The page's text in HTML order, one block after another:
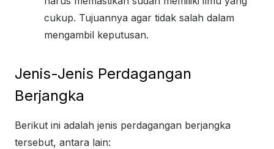
cukup. Tujuannya agar tidak salah dalam
mengambil keputusan.
Jenis-Jenis Perdagangan
Berjangka
Berikut ini adalah jenis perdagangan berjangka
tersebut, antara lain: